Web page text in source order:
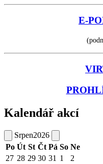
E-
Kalendář akcí
Srpen2026
Po Út St Čt Pá So Ne
27 28 29 30 31 1
2